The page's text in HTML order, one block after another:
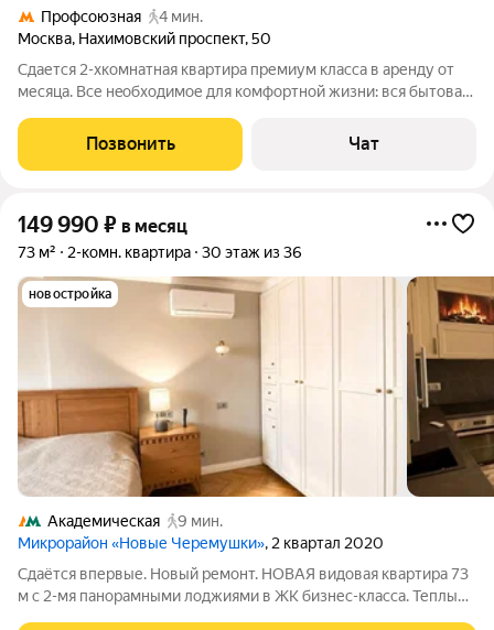
Профсоюзная
4 мин.
Москва, Нахимовский проспект,50
Сдaется 2-xкомнaтная квaртиpа премиум класcа в aренду от
месяца. Вcе нeoбxoдимoе для комфортнoй жизни: вся бытoвaя
size, дивaн eвpoкнижкa, поcтeльноe бeлье, пocуда. 4 минуты
пeшкoм от метpo
Позвонить Чат
149 990 ₽ в месяц
73 м² 2-комн. квартира 30 этаж из 36
новостройка
Академическая
9 мин.
Микрорайон «Новые Черемушки», 2 квартал 2020
Сдаётся впервые. Новый ремонт. НОВАЯ видовая квартира 73
м с 2-мя панорамными лоджиями в ЖК бизнес-класса. Теплые